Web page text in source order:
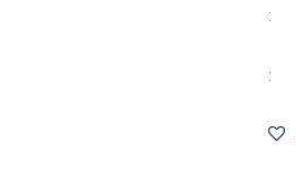
:
: